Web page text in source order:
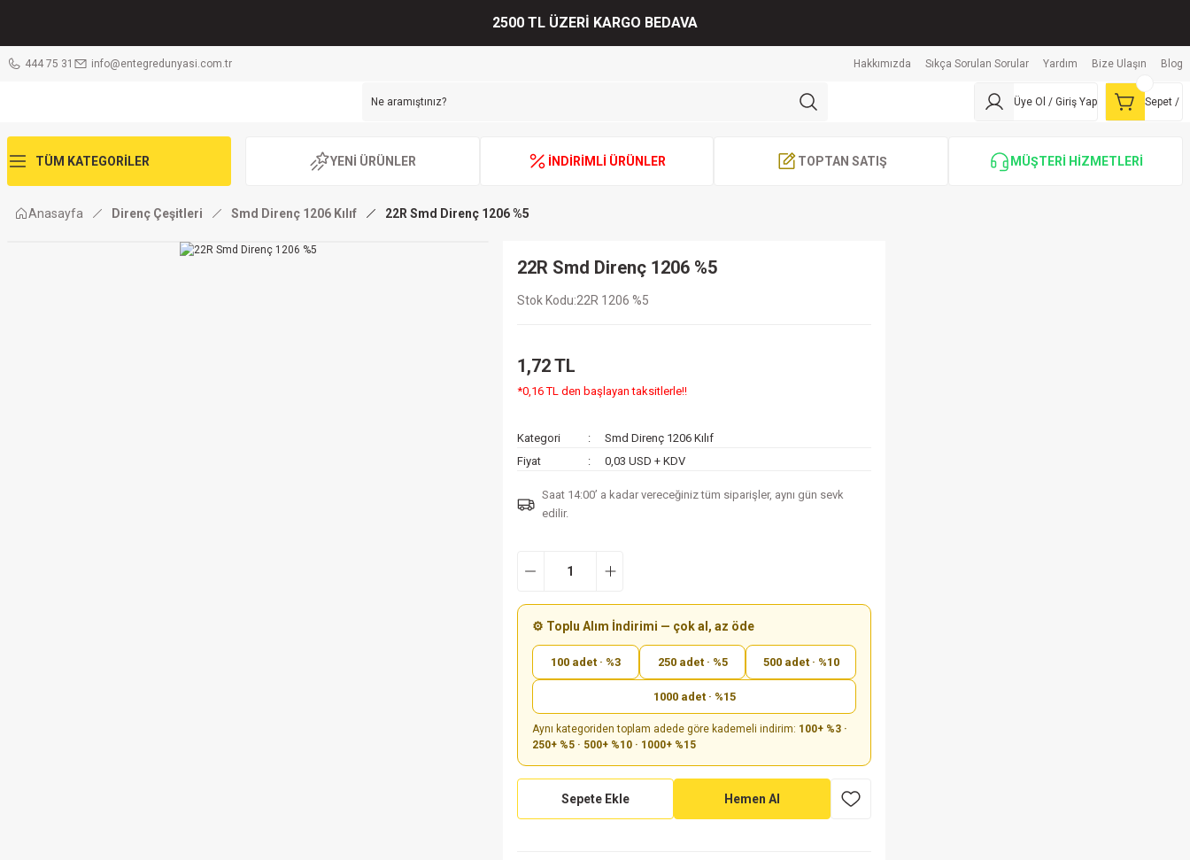
2500 TL ÜZERİ KARGO BEDAVA
444 75 31 info@entegredunyasi.com.tr Hakkımızda Sıkça Sorulan Sorular Yardım Bize Ulaşın Blog
Üye Ol / Giriş Yap Sepet /
TÜM KATEGORİLER YENİ ÜRÜNLER İNDİRİMLİ ÜRÜNLER TOPTAN SATIŞ MÜŞTERİ HİZMETLERİ
Anasayfa Direnç Çeşitleri Smd Direnç 1206 Kılıf 22R Smd Direnç 1206 %5
22R Smd Direnç 1206 %5
Stok Kodu 22R 1206 %5
1,72 TL
*0,16 TL den başlayan taksitlerle!!
Kategori
Smd Direnç 1206 Kılıf
Fiyat
0,03 USD + KDV
Saat 14:00’ a kadar vereceğiniz tüm siparişler, aynı gün sevk
edilir.
⚙️ Toplu Alım İndirimi — çok al, az öde
100 adet · %3 250 adet · %5 500 adet · %10
1000 adet · %15
Aynı kategoriden toplam adede göre kademeli indirim: 100+ %3 ·
250+ %5 · 500+ %10 · 1000+ %15
Sepete Ekle Hemen Al